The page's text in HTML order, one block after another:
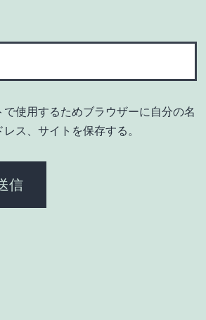
で使用するためブラウザーに自分の名
ス、サイトを保存する。